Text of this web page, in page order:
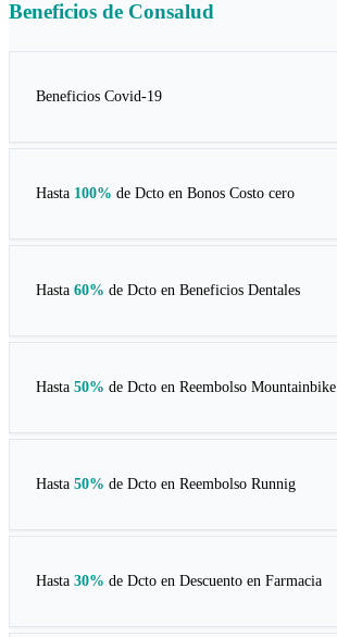
Beneficios de Consalud
Beneficios Covid-19
Hasta 100% de Dcto en Bonos Costo cero
Hasta 60% de Dcto en Beneficios Dentales
Hasta 50% de Dcto en Reembolso Mountainbike
Hasta 50% de Dcto en Reembolso Runnig
Hasta 30% de Dcto en Descuento en Farmacia